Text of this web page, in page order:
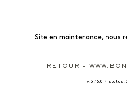
Site en maintenance, nous
RETOUR -
v. 3.16.0 - status: